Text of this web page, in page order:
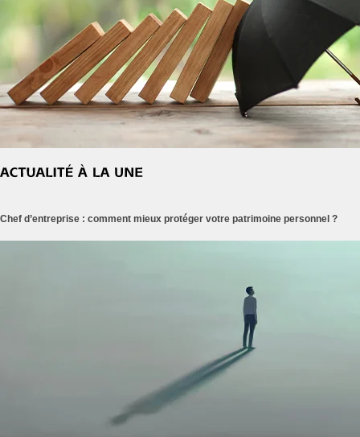
Chef d’entreprise : comment mieux protéger votre patrimoine personnel ?